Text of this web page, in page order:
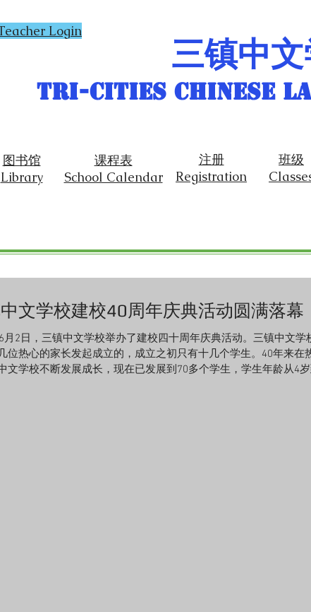
三镇中
Tri-Cities Chinese
Login
图书馆
Library
课程表
School Calendar
注册
Registration
班级
文学校建校40周年庆典活动圆满落幕
月2日，三镇中文学校举办了建校四十周年庆典活动。三镇中文学
位热心的家长发起成立的，成立之初只有十几个学生。40年来在
文学校不断发展成长，现在已发展到70多个学生，学生年龄从4